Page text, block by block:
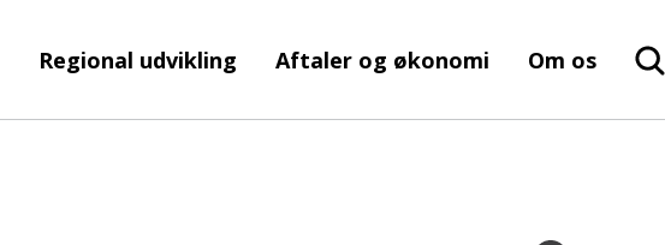
Regional udvikling Aftaler og økonomi Om os